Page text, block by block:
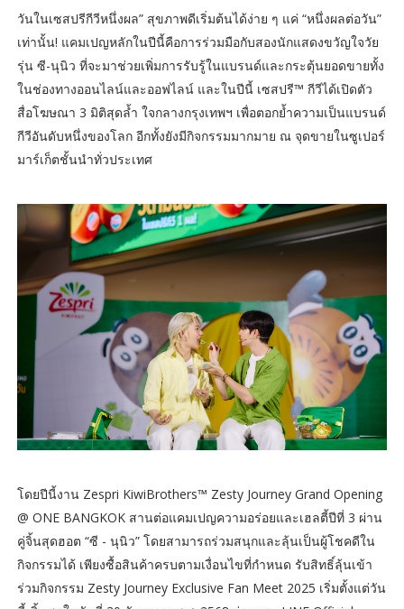
วันในเซสปรีกีวีหนึ่งผล” สุขภาพดีเริ่มต้นได้ง่าย ๆ แค่ “หนึ่งผลต่อวัน”
เท่านั้น! แคมเปญหลักในปีนี้คือการร่วมมือกับสองนักแสดงขวัญใจวัย
รุ่น ซี-นุนิว ที่จะมาช่วยเพิ่มการรับรู้ในแบรนด์และกระตุ้นยอดขายทั้ง
ในช่องทางออนไลน์และออฟไลน์ และในปีนี้ เซสปรี™ กีวีได้เปิดตัว
สื่อโฆษณา 3 มิติสุดล้ำ ใจกลางกรุงเทพฯ เพื่อตอกย้ำความเป็นแบรนด์
กีวีอันดับหนึ่งของโลก อีกทั้งยังมีกิจกรรมมากมาย ณ จุดขายในซูเปอร์
มาร์เก็ตชั้นนำทั่วประเทศ
โดยปีนี้งาน Zespri KiwiBrothers™ Zesty Journey Grand Opening
@ ONE BANGKOK สานต่อแคมเปญความอร่อยและเฮลตี้ปีที่ 3 ผ่าน
คู่จิ้นสุดฮอต “ซี - นุนิว” โดยสามารถร่วมสนุกและลุ้นเป็นผู้โชคดีใน
กิจกรรมได้ เพียงซื้อสินค้าครบตามเงื่อนไขที่กำหนด รับสิทธิ์ลุ้นเข้า
ร่วมกิจกรรม Zesty Journey Exclusive Fan Meet 2025 เริ่มตั้งแต่วัน